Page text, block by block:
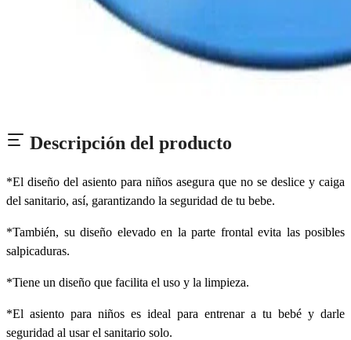
Descripción del producto
*El diseño del asiento para niños asegura que no se deslice y caiga
del sanitario, así, garantizando la seguridad de tu bebe.
*También, su diseño elevado en la parte frontal evita las posibles
salpicaduras.
*Tiene un diseño que facilita el uso y la limpieza.
*El asiento para niños es ideal para entrenar a tu bebé y darle
seguridad al usar el sanitario solo.